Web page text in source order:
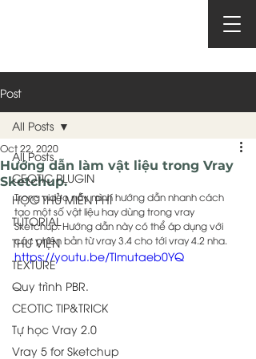
Post
All Posts
CEOTIC PLUGIN
HỌC THỬ MIỄN PHÍ
TUTORIAL
THƯ VIỆN
TEXTURE
Quy trình PBR.
CEOTIC TIP&TRICK
Tự học Vray 2.0
Vray 5 for Sketchup
All Posts
Hướng dẫn làm vật liệu trong Vray
Sketchup.
Oct 22, 2020
Trong video này, mình hướng dẫn nhanh cách
tạo một số vật liệu hay dùng trong vray
Sketchup. Hướng dẫn này có thể áp dụng với
các phiên bản từ vray 3.4 cho tới vray 4.2 nha.
https://youtu.be/Tlmutaeb0YQ